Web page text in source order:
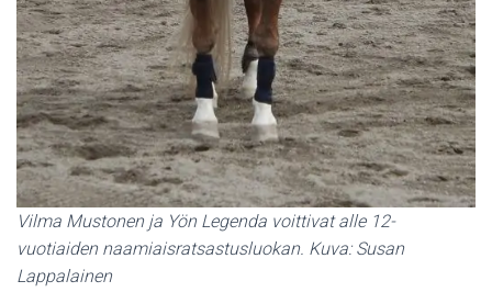
Vilma Mustonen ja Yön Legenda voittivat alle 12-
vuotiaiden naamiaisratsastusluokan. Kuva: Susan
Lappalainen